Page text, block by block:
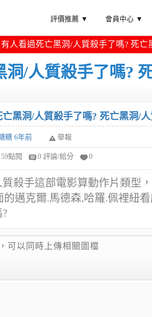
評價推薦 ▼ 會員中心 ▼
有人看過死亡黑洞/人質殺手了嗎? 死亡
洞/人質殺手了嗎?
黑洞/人質殺手了嗎? 死亡黑洞/
糖 6年前 舉報
點閱 0 評論/給分 0
殺手這部電影算動作片類型
的邁克爾.馬德森,哈羅.佩裡紐